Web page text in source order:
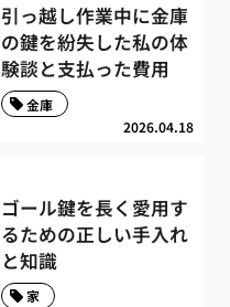
引っ越し作業中に金庫
の鍵を紛失した私の体
験談と支払った費用
2026.04.18
金庫
ゴール鍵を長く愛用す
るための正しい手入れ
と知識
家